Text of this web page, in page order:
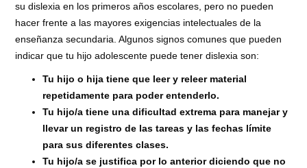
su dislexia en los primeros años escolares, pero no pueden
hacer frente a las mayores exigencias intelectuales de la
enseñanza secundaria. Algunos signos comunes que pueden
indicar que tu hijo adolescente puede tener dislexia son:
Tu hijo o hija tiene que leer y releer material
repetidamente para poder entenderlo.
Tu hijo/a tiene una dificultad extrema para manejar y
llevar un registro de las tareas y las fechas límite
para sus diferentes clases.
Tu hijo/a se justifica por lo anterior diciendo que no